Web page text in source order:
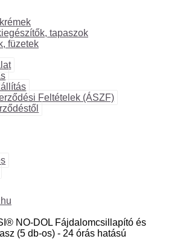
tapaszok
füzetek
Feltételek (ÁSZF)
NO-DOL Fájdalomcsillapító és
(5 db-os) - 24 órás hatású